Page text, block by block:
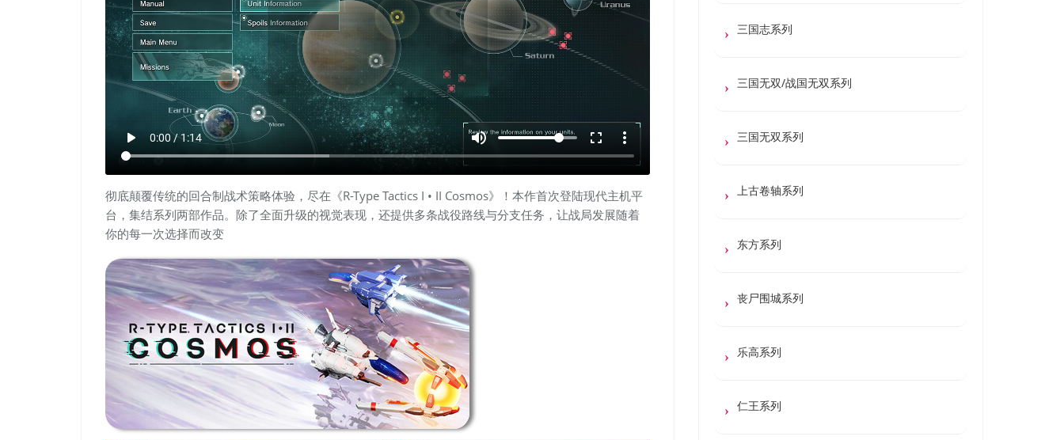
play_arrow 0:00 / 1:14 volume_up fullscreen more_vert
彻底颠覆传统的回合制战术策略体验，尽在《R-Type Tactics I • II Cosmos》！本作首次登陆现代主机平
台，集结系列两部作品。除了全面升级的视觉表现，还提供多条战役路线与分支任务，让战局发展随着
你的每一次选择而改变
三国志系列
三国无双/战国无双系列
三国无双系列
上古卷轴系列
东方系列
丧尸围城系列
乐高系列
仁王系列